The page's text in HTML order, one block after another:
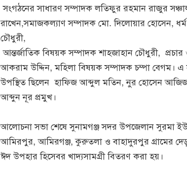
সংগঠনের সাধারণ সম্পাদক লতিফুর রহমান রাজুর
রাখেন,সমাজকল্যাণ সম্পাদক মো. দিলোয়ার হোসেন,
চৌধুরী,
আন্তর্জাতিক বিষয়ক সম্পাদক শাহজাহান চৌধুরী,
আকরাম উদ্দিন, মহিলা বিষয়ক সম্পাদক চম্পা বেগম। এ
উপস্থিত ছিলেন হাফিজ আব্দুল মতিন, নুর হোসেন
আব্দুন নূর প্রমুখ।
‎আলোচনা সভা শেষে সুনামগঞ্জ সদর উপজেলান সুরমা
আমিরপুর, আমিরগঞ্জ, কুরুতলা ও বাহাদুরপুর গ্রামের
ঈদ উপহার হিসেবর খাদ্যসামগ্রী বিতরণ করা হয়।